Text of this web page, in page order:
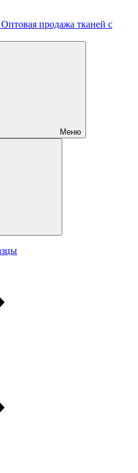
Оптовая продажа тканей с
Меню